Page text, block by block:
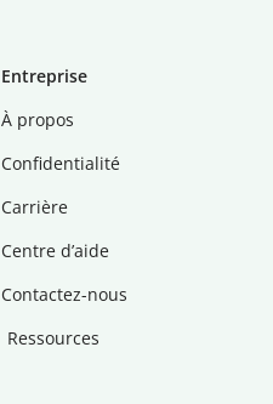
Entreprise
À propos
Confidentialité
Carrière
Centre d’aide
Contactez-nous
Ressources